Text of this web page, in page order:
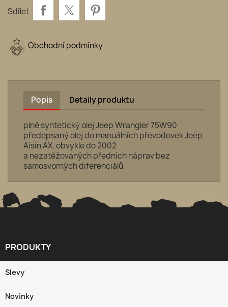
Sdílet
Obchodní podmínky
Popis Detaily produktu
plně syntetický olej Jeep Wrangler 75W90
předepsaný olej do manuálních převodovek Jeep
Aisin AX, obvykle do 2002
a nezatěžovaných předních náprav bez
samosvorných diferenciálů
PRODUKTY
Slevy
Novinky